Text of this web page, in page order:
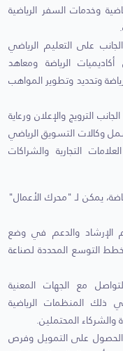
وخدمات السفر الرياضية
على التعليم الرياضي
الرياضة ومعاهد
وتحديد وتطوير المواهب
الترويج والإعلان ورعاية
وكالات التسويق الرياضي
التجارية والشراكات
يمكن لـ "محرك الأعمال"
الإرشاد والدعم في وضع
التوسع المحددة لصناعة
مع الجهات المعنية
ذلك المنظمات الرياضية
والشركاء المحتملين.
على التمويل وفرص